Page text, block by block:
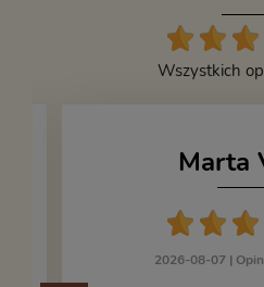
Wszystkich
Marta
2026-08-07 |